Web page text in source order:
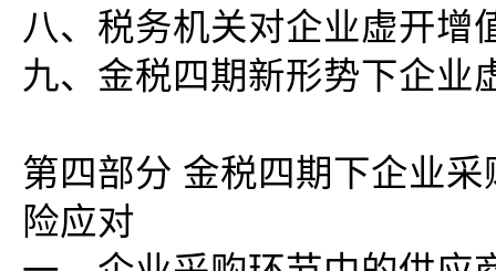
八、税务机关对企业虚开增
九、金税四期新形势下企业
第四部分 金税四期下企业
险应对